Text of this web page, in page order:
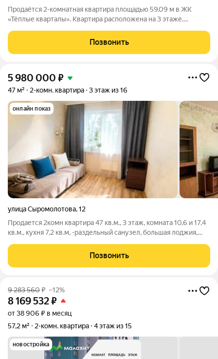
Продаётся 2-комнатная квартира площадью 59.09 м в ЖК
«Тёплые кварталы». Квартира расположена на 3 этаже.
Уютная евротрехкомнатная квартира с просторной прихожей,
мастер-спальней, большой
Позвонить
5 980 000 ₽
47 м² 2-комн. квартира 3 этаж из 16
онлайн показ
улица Сыромолотова,12
Продается 2комн квартира 47 кв.м., 3 этаж, комната 10,6 и 17,4
кв.м., кухня 7,2 кв.м, -раздельный санузел, большая лоджия,
озером Шарташ в 10 мин пешей доступности, -отличная
транспортная
Позвонить
9 283 560₽ –12%
8 169 532₽
от 38 906 ₽ в месяц
57,2 м²
2-комн. квартира 4 этаж из 15
новостройка